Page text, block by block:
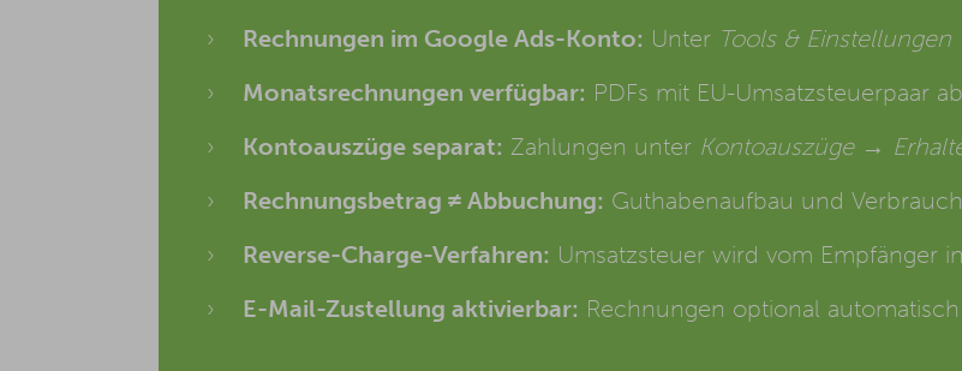
Rechnungen im Google Ads-Konto: Unter Tools &
Monatsrechnungen verfügbar: PDFs mit EU-Umsatzsteuerpaar
Kontoauszüge separat: Zahlungen unter Kontoauszüge →
Rechnungsbetrag ≠ Abbuchung: Guthabenaufbau und
Reverse-Charge-Verfahren: Umsatzsteuer wird vom Empfänger
E-Mail-Zustellung aktivierbar: Rechnungen optional